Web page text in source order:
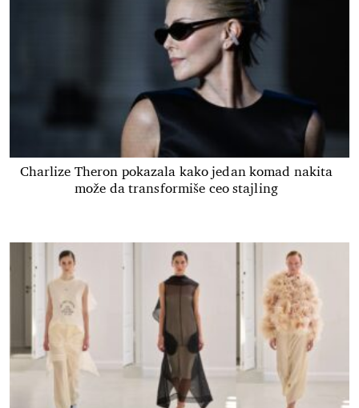
Charlize Theron pokazala kako jedan komad nakita
može da transformiše ceo stajling